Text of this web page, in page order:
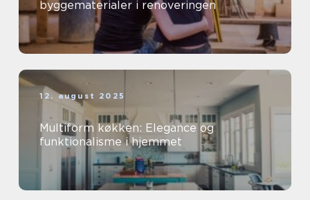
byggematerialer i renoveringen
12. august 2025
Multiform køkken: Elegance og
funktionalisme i hjemmet